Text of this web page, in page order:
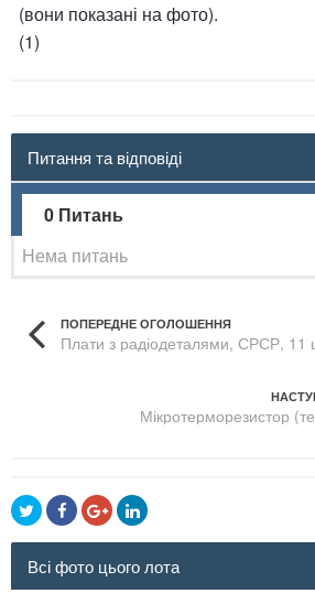
(вони показані на фото).
(1)
Питання та відповіді
0 Питань
Нема питань
ПОПЕРЕДНЕ ОГОЛОШЕННЯ
Плати з радіодеталями, СРСР, 11
Мікротерморезистор
Всі фото цього лота